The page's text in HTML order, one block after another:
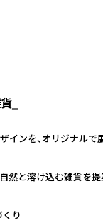
‗
ンを、オリジナルで
然と溶け込む雑貨を
り